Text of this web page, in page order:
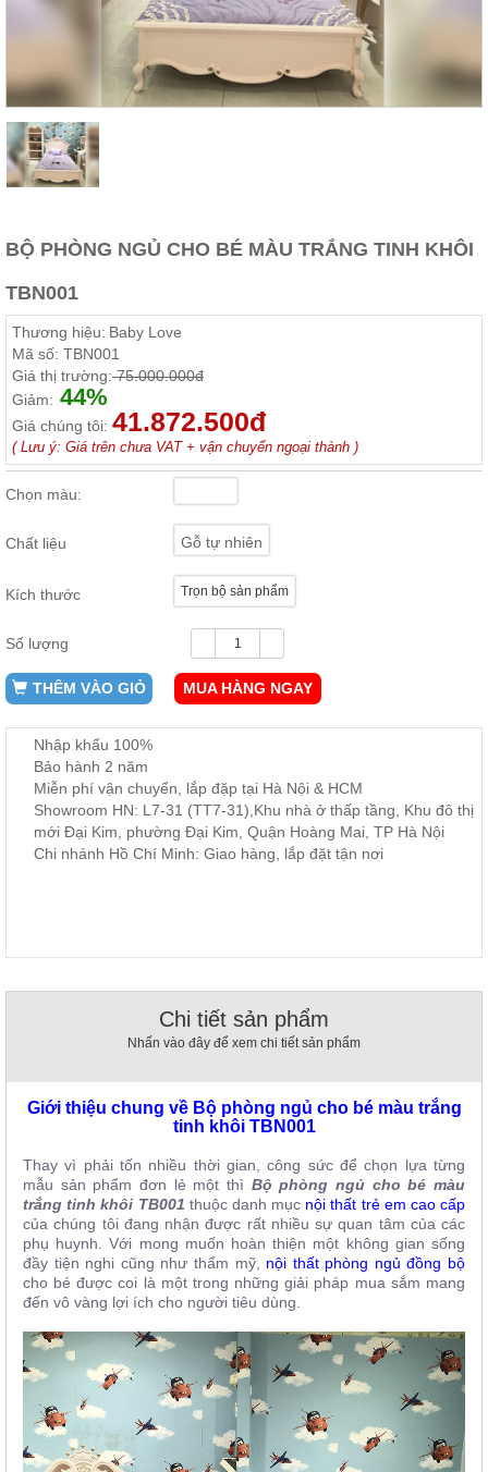
Sofa,
Bàn
trà...
Nội
Phòng
Ngủ
ngủ, tủ
áo, bàn
trang
điểm
Nội
Phòng
Ăn
ăn,
kệ
Công,
Vườn
Phụ
Cây
, đồ
Nhà
Hàng
BỘ PHÒNG NGỦ CHO BÉ MÀU TRẮNG TINH KHÔI
TBN001
Thương hiệu: Baby Love
Mã số: TBN001
Giá thị trường:75.000.000đ
Giảm: 44%
Giá chúng tôi: 41.872.500đ
( Lưu ý: Giá trên chưa VAT + vận chuyển ngoại thành )
Chọn màu:
Chất liệu Gỗ tự nhiên
Kích thước Trọn bộ sản phẩm
Số lượng
THÊM VÀO GIỎ MUA HÀNG NGAY
Nhập khẩu 100%
Bảo hành 2 năm
Miễn phí vận chuyển, lắp đặp tại Hà Nội & HCM
Showroom HN: L7-31 (TT7-31),Khu nhà ở thấp tầng, Khu đô thị
mới Đại Kim, phường Đại Kim, Quận Hoàng Mai, TP Hà Nội
Chi nhánh Hồ Chí Minh: Giao hàng, lắp đặt tận nơi
Chi tiết sản phẩm
Nhấn vào đây để xem chi tiết sản phẩm
Giới thiệu chung về Bộ phòng ngủ cho bé màu trắng
tinh khôi TBN001
Thay vì phải tốn nhiều thời gian, công sức để chọn lựa từng
mẫu sản phẩm đơn lẻ một thì Bộ phòng ngủ cho bé màu
trắng tinh khôi TB001 thuộc danh mục nội thất trẻ em cao cấp
của chúng tôi đang nhận được rất nhiều sự quan tâm của các
phụ huynh. Với mong muốn hoàn thiện một không gian sống
đầy tiện nghi cũng như thẩm mỹ, nội thất phòng ngủ đồng bộ
cho bé được coi là một trong những giải pháp mua sắm mang
đến vô vàng lợi ích cho người tiêu dùng.